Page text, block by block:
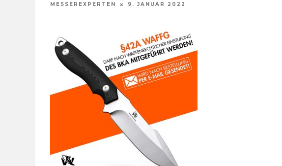
MESSEREXPERTEN 9. JANUAR 2022